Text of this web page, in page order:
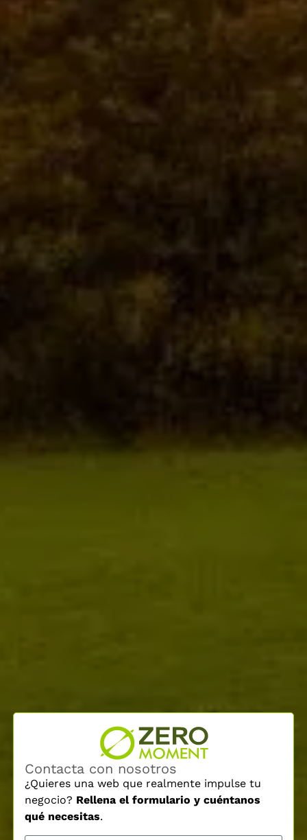
Contacta con nosotros
¿Quieres una web que realmente impulse tu
negocio? Rellena el formulario y cuéntanos
qué necesitas.